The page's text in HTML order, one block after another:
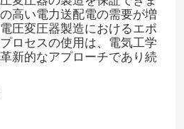
店
高い電力送配電の需要が増
圧変圧器製造におけるエポ
ロセスの使用は、電気工学
新的なアプローチであり続